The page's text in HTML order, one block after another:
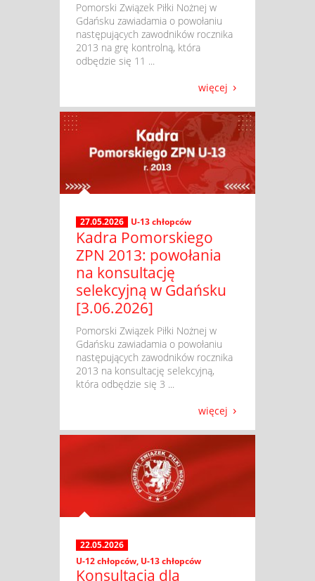
​ Pomorski Związek Piłki Nożnej w
Gdańsku zawiadamia o powołaniu
następujących zawodników rocznika
2013 na grę kontrolną, która
odbędzie się 11 ...
więcej
27.05.2026 U-13 chłopców
Kadra Pomorskiego
ZPN 2013: powołania
na konsultację
selekcyjną w Gdańsku
[3.06.2026]
​ Pomorski Związek Piłki Nożnej w
Gdańsku zawiadamia o powołaniu
następujących zawodników rocznika
2013 na konsultację selekcyjną,
która odbędzie się 3 ...
więcej
22.05.2026
U-12 chłopców, U-13 chłopców
Konsultacja dla